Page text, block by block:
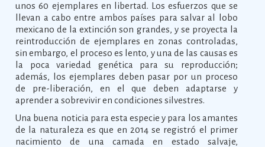
unos 60 ejemplares en libertad. Los esfuerzos que se
llevan a cabo entre ambos países para salvar al lobo
mexicano de la extinción son grandes, y se proyecta la
reintroducción de ejemplares en zonas controladas,
sin embargo, el proceso es lento, y una de las causas es
la poca variedad genética para su reproducción;
además, los ejemplares deben pasar por un proceso
de pre-liberación, en el que deben adaptarse y
aprender a sobrevivir en condiciones silvestres.
Una buena noticia para esta especie y para los amantes
de la naturaleza es que en 2014 se registró el primer
nacimiento de una camada en estado salvaje,